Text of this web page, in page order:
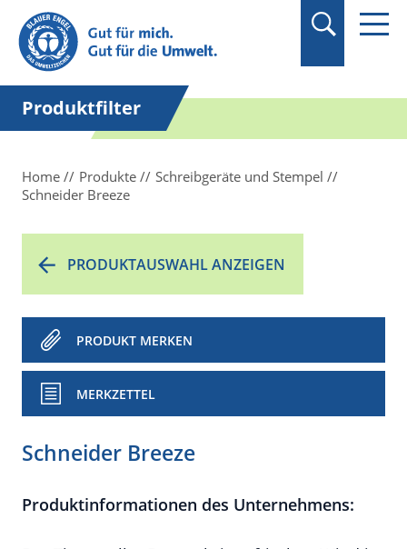
Suchbegriff in
Anführungszeichen
setzen.
Produktfilter
Home Produkte
Schreibgeräte und Stempel
Schneider Breeze
PRODUKTAUSWAHL ANZEIGEN
PRODUKT MERKEN
MERKZETTEL
Schneider Breeze
Produktinformationen des Unternehmens: